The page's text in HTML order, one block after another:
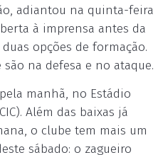
adiantou na quinta-feira
à imprensa antes da
opções de formação.
na defesa e no ataque.
manhã, no Estádio
Além das baixas já
o clube tem mais um
sábado: o zagueiro